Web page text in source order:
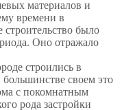
материалов и
времени в
было
Оно отражало
строились в
своем это
с покомнатным
рода застройки